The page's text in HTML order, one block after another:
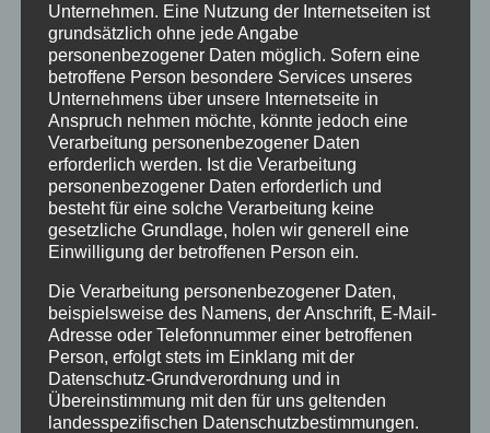
Unser Brennholz wirdenergieneutralallein vom Wind
und der Sonneluftgetrocknet. Wir verzichten
komplett auf eine künstliche Trocknung.
DieQualität der Trocknungist der entscheidende
Faktor, ob Brennholzsauber verbrenntund wie viel
Wärme es in Ihrem Ofen abgibt.
Wir halten von der Technischen Trocknung bei Hartholz
nicht viel. Daher entwickeln wir schon seit Jahren unser
Außerdem wird bei der Lufttrocknung keine kostbare
Energie verschwendet.
Unternehmen. Eine Nutzung der Internetseiten ist
grundsätzlich ohne jede Angabe
personenbezogener Daten möglich. Sofern eine
betroffene Person besondere Services unseres
Unternehmens über unsere Internetseite in
Anspruch nehmen möchte, könnte jedoch eine
Verarbeitung personenbezogener Daten
erforderlich werden. Ist die Verarbeitung
personenbezogener Daten erforderlich und
besteht für eine solche Verarbeitung keine
gesetzliche Grundlage, holen wir generell eine
Einwilligung der betroffenen Person ein.
Die Verarbeitung personenbezogener Daten,
beispielsweise des Namens, der Anschrift, E-Mail-
Adresse oder Telefonnummer einer betroffenen
Person, erfolgt stets im Einklang mit der
Datenschutz-Grundverordnung und in
Übereinstimmung mit den für uns geltenden
landesspezifischen Datenschutzbestimmungen.